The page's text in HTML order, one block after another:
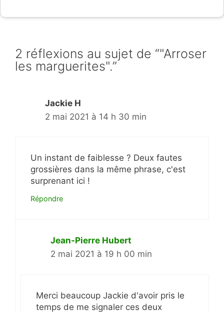
2 réflexions au sujet de “"Arroser
les marguerites".”
Jackie H
2 mai 2021 à 14 h 30 min
Un instant de faiblesse ? Deux fautes
grossières dans la même phrase, c'est
surprenant ici !
Répondre
Jean-Pierre Hubert
2 mai 2021 à 19 h 00 min
Merci beaucoup Jackie d'avoir pris le
temps de me signaler ces deux